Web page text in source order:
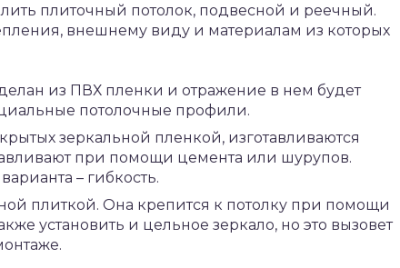
плиточный потолок, подвесной и реечный.
внешнему виду и материалам из которых
из ПВХ пленки и отражение в нем будет
потолочные профили.
зеркальной пленкой, изготавливаются
при помощи цемента или шурупов.
– гибкость.
плиткой. Она крепится к потолку при помощи
установить и цельное зеркало, но это вызовет